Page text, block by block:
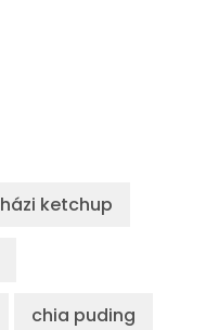
házi ketchup
chia puding